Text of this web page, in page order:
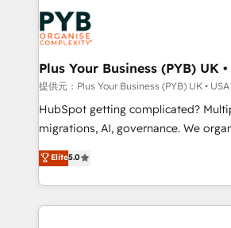
services are offered in both English
Zoho, Pardot, Marketo, Microsoft
WordPress and legacy CRMs,
systems into unified, growth-ready
architectures that accelerate
performance. - Multi-object CRM migration, cleanup,
and implementation. - Pre-built and
integrations across your full tech
- Dashboards, lifecycle campaigns,
nurturing sequences. - Cross-hub
Plus Your Business (PYB) UK
提供元：Plus Your Business (PYB) UK • USA
HubSpot getting complicated?
migrations, AI, governance. We organise that
complexity, so your team can put
Welcome to our Profile! We help with: • CRM
implementation, reports, workflows,
training • CRM migration from
Elite5.0